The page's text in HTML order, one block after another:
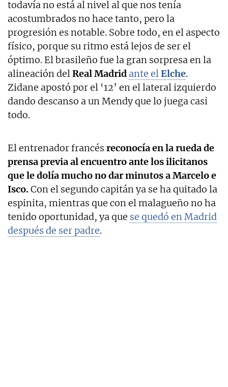
todavía no está al nivel al que nos tenía
acostumbrados no hace tanto, pero la
progresión es notable. Sobre todo, en el aspecto
físico, porque su ritmo está lejos de ser el
óptimo. El brasileño fue la gran sorpresa en la
alineación delReal Madrid ante elElche.
Zidane apostó por el ‘12’ en el lateral izquierdo
dando descanso a un Mendy que lo juega casi
todo.
El entrenador francés reconocía en la rueda de
prensa previa al encuentro ante los ilicitanos
que le dolía mucho no dar minutos a Marcelo e
Isco.Con el segundo capitán ya se ha quitado la
espinita, mientras que con el malagueño no ha
tenido oportunidad, ya que se quedó en Madrid
después de ser padre.